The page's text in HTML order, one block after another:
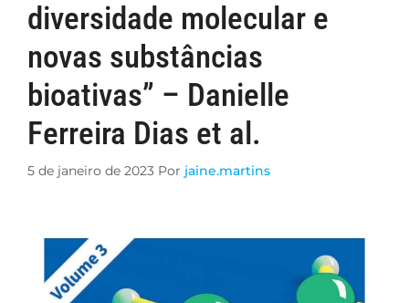
diversidade molecular e
novas substâncias
bioativas” – Danielle
Ferreira Dias et al.
5 de janeiro de 2023 Por jaine.martins